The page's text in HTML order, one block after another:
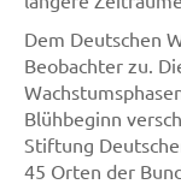
Dem Deutschen
Beobachter zu.
Blühbeginn
Stiftung
45 Orten der